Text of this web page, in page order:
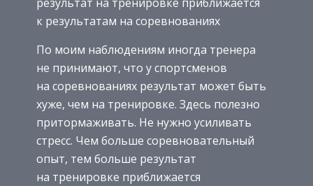
к результатам на соревнованиях
По моим наблюдениям иногда тренера
не принимают, что у спортсменов
на соревнованиях результат может быть
хуже, чем на тренировке. Здесь полезно
притормаживать. Не нужно усиливать
стресс. Чем больше соревновательный
опыт, тем больше результат
на тренировке приближается